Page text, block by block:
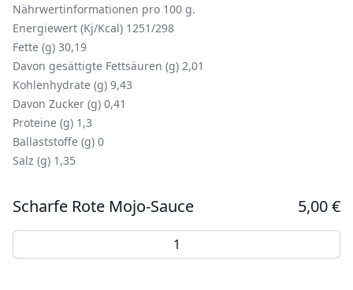
Nährwertinformationen pro 100 g.
Energiewert (Kj/Kcal) 1251/298
Fette (g) 30,19
Davon gesättigte Fettsäuren (g) 2,01
Kohlenhydrate (g) 9,43
Davon Zucker (g) 0,41
Proteine (g) 1,3
Ballaststoffe (g) 0
Salz (g) 1,35
Scharfe Rote Mojo-Sauce 5,00€
Scharfe Rote Mojo-Sauce Menge